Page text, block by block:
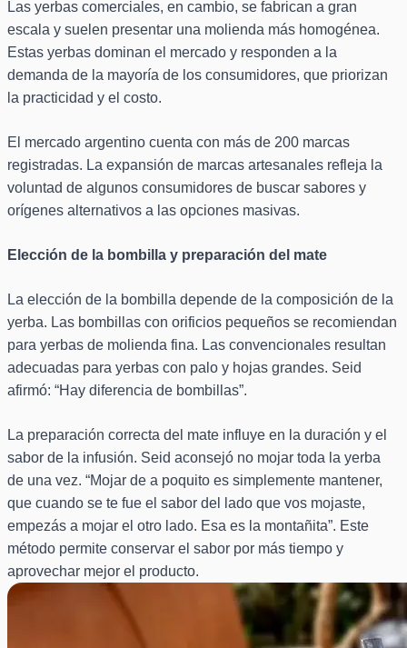
Las yerbas comerciales, en cambio, se fabrican a gran
escala y suelen presentar una molienda más homogénea.
Estas yerbas dominan el mercado y responden a la
demanda de la mayoría de los consumidores, que priorizan
la practicidad y el costo.
El mercado argentino cuenta con más de 200 marcas
registradas. La expansión de marcas artesanales refleja la
voluntad de algunos consumidores de buscar sabores y
orígenes alternativos a las opciones masivas.
Elección de la bombilla y preparación del mate
La elección de la bombilla depende de la composición de la
yerba. Las bombillas con orificios pequeños se recomiendan
para yerbas de molienda fina. Las convencionales resultan
adecuadas para yerbas con palo y hojas grandes. Seid
afirmó: “Hay diferencia de bombillas”.
La preparación correcta del mate influye en la duración y el
sabor de la infusión. Seid aconsejó no mojar toda la yerba
de una vez. “Mojar de a poquito es simplemente mantener,
que cuando se te fue el sabor del lado que vos mojaste,
empezás a mojar el otro lado. Esa es la montañita”. Este
método permite conservar el sabor por más tiempo y
aprovechar mejor el producto.